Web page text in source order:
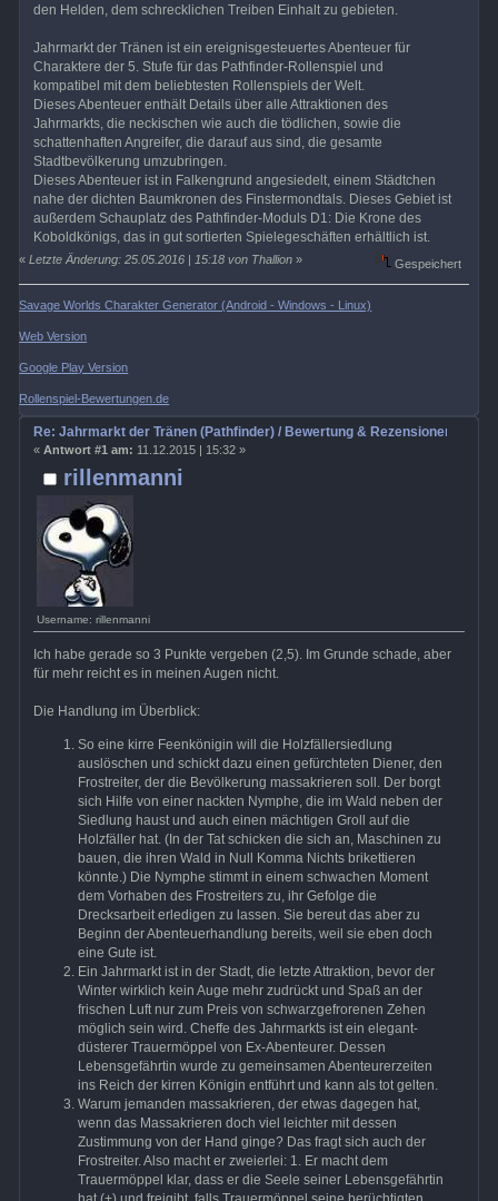
den Helden, dem schrecklichen Treiben Einhalt zu gebieten.
Jahrmarkt der Tränen ist ein ereignisgesteuertes Abenteuer für
Charaktere der 5. Stufe für das Pathfinder-Rollenspiel und
kompatibel mit dem beliebtesten Rollenspiels der Welt.
Dieses Abenteuer enthält Details über alle Attraktionen des
Jahrmarkts, die neckischen wie auch die tödlichen, sowie die
schattenhaften Angreifer, die darauf aus sind, die gesamte
Stadtbevölkerung umzubringen.
Dieses Abenteuer ist in Falkengrund angesiedelt, einem Städtchen
nahe der dichten Baumkronen des Finstermondtals. Dieses Gebiet ist
außerdem Schauplatz des Pathfinder-Moduls D1: Die Krone des
Koboldkönigs, das in gut sortierten Spielegeschäften erhältlich ist.
«Letzte Änderung: 25.05.2016 | 15:18 von Thallion » Gespeichert
Savage Worlds Charakter Generator (Android - Windows - Linux)
Web Version
Google Play Version
Rollenspiel-Bewertungen.de
rillenmanni
Username: rillenmanni
Re: Jahrmarkt der Tränen (Pathfinder) / Bewertung & Rezensionen
« Antwort #1 am: 11.12.2015 | 15:32 »
Ich habe gerade so 3 Punkte vergeben (2,5). Im Grunde schade, aber
für mehr reicht es in meinen Augen nicht.
Die Handlung im Überblick:
So eine kirre Feenkönigin will die Holzfällersiedlung
auslöschen und schickt dazu einen gefürchteten Diener, den
Frostreiter, der die Bevölkerung massakrieren soll. Der borgt
sich Hilfe von einer nackten Nymphe, die im Wald neben der
Siedlung haust und auch einen mächtigen Groll auf die
Holzfäller hat. (In der Tat schicken die sich an, Maschinen zu
bauen, die ihren Wald in Null Komma Nichts brikettieren
könnte.) Die Nymphe stimmt in einem schwachen Moment
dem Vorhaben des Frostreiters zu, ihr Gefolge die
Drecksarbeit erledigen zu lassen. Sie bereut das aber zu
Beginn der Abenteuerhandlung bereits, weil sie eben doch
eine Gute ist.
Ein Jahrmarkt ist in der Stadt, die letzte Attraktion, bevor der
Winter wirklich kein Auge mehr zudrückt und Spaß an der
frischen Luft nur zum Preis von schwarzgefrorenen Zehen
möglich sein wird. Cheffe des Jahrmarkts ist ein elegant-
düsterer Trauermöppel von Ex-Abenteurer. Dessen
Lebensgefährtin wurde zu gemeinsamen Abenteurerzeiten
ins Reich der kirren Königin entführt und kann als tot gelten.
Warum jemanden massakrieren, der etwas dagegen hat,
wenn das Massakrieren doch viel leichter mit dessen
Zustimmung von der Hand ginge? Das fragt sich auch der
Frostreiter. Also macht er zweierlei: 1. Er macht dem
Trauermöppel klar, dass er die Seele seiner Lebensgefährtin